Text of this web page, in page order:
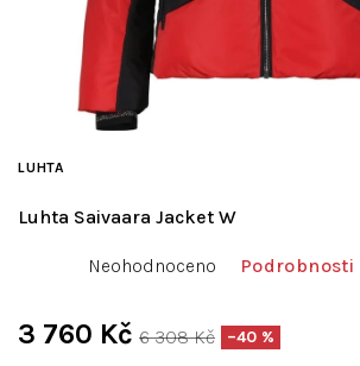
6 308 Kč –40 %
3 760 Kč
Luhta Saivaara Jacket W
LUHTA
hodnocení
je
0,0
Neohodnoceno